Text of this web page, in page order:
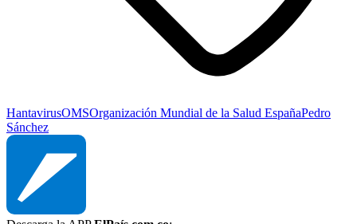
HantavirusOMSOrganización Mundial de la Salud EspañaPedro
Sánchez